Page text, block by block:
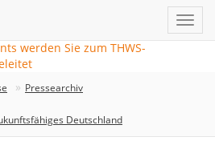
Pressearchiv
Deutschland